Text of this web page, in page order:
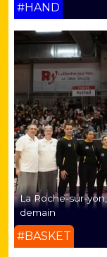
#HAND
La Roche-sur-
demain
#BASKET